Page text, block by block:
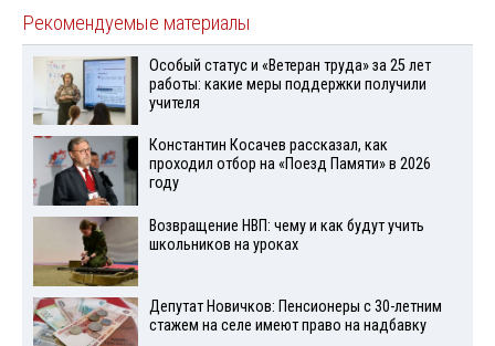
Рекомендуемые материалы
Особый статус и «Ветеран труда» за 25 лет
работы: какие меры поддержки получили
учителя
Константин Косачев рассказал, как
проходил отбор на «Поезд Памяти» в 2026
году
Возвращение НВП: чему и как будут учить
школьников на уроках
Депутат Новичков: Пенсионеры с 30-летним
стажем на селе имеют право на надбавку